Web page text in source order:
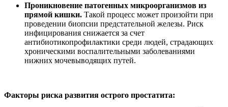
Проникновение патогенных микроорганизмов из
прямой кишки. Такой процесс может произойти при
проведении биопсии предстательной железы. Риск
инфицирования снижается за счет
антибиотикопрофилактики среди людей, страдающих
хроническими воспалительными заболеваниями
нижних мочевыводящих путей.
Факторы риска развития острого простатита: